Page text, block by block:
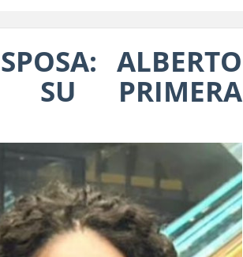
ALBERTO
SU PRIMERA